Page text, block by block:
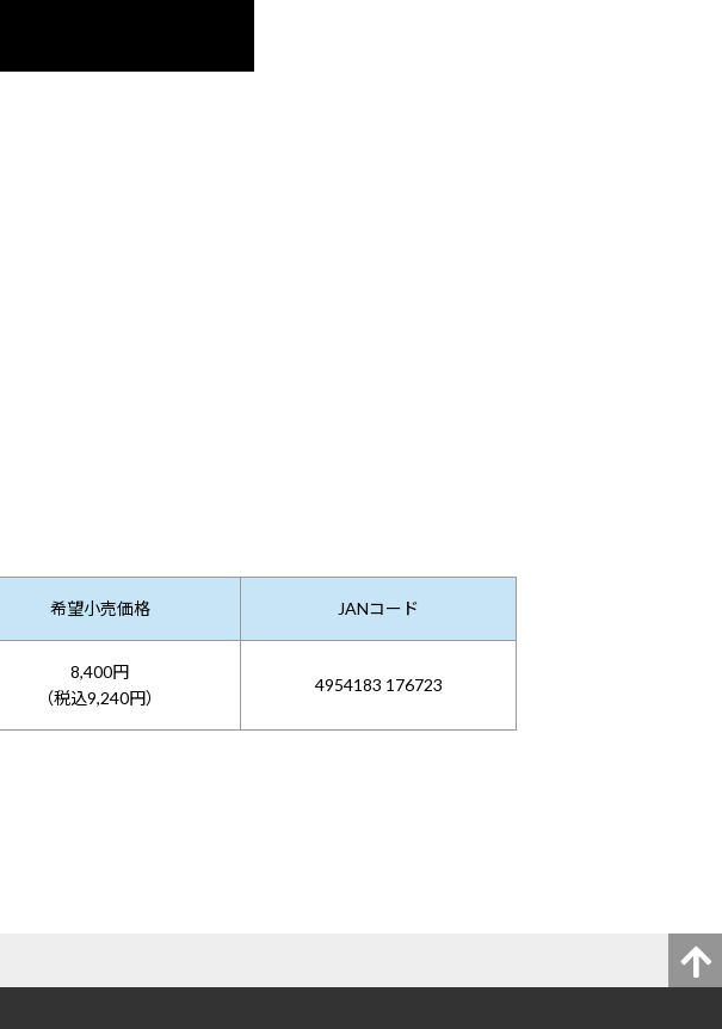
希望小売価格 JANコード
8,400円
（税込9,240円）
4954183 176723